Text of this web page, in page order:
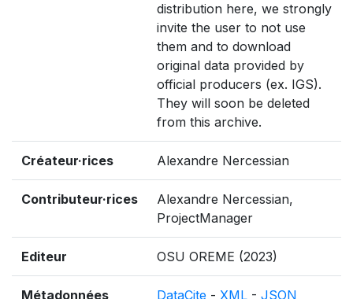
distribution here, we strongly
invite the user to not use
them and to download
original data provided by
official producers (ex. IGS).
They will soon be deleted
from this archive.
Créateur·rices Alexandre Nercessian
Contributeur·rices
Alexandre Nercessian,
ProjectManager
Editeur OSU OREME (2023)
Métadonnées DataCite - XML - JSON